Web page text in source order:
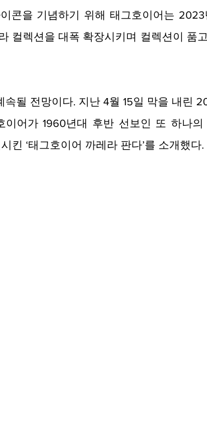
콘을 기념하기 위해 태그호이어는
컬렉션을 대폭 확장시키며 컬렉션이 품
될 전망이다. 지난 4월 15일 막을 내린
이어가 1960년대 후반 선보인 또 하나의
킨 ‘태그호이어 까레라 판다’를 소개했다.